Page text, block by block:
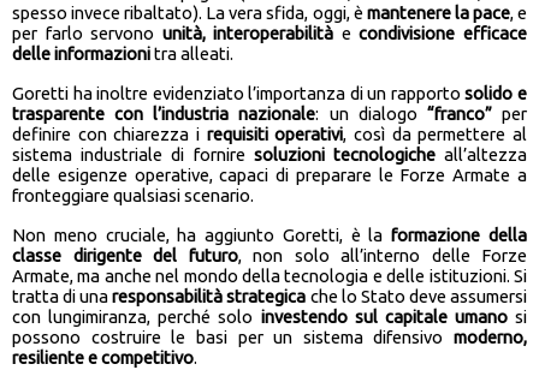
spesso invece ribaltato). La vera sfida, oggi, è mantenere la pace, e
per farlo servono unità, interoperabilità econdivisione efficace
delle informazionitra alleati.
Goretti ha inoltre evidenziato l’importanza di un rapportosolido e
trasparente con l’industria nazionale: un dialogo “franco”per
definire con chiarezza i requisiti operativi, così da permettere al
sistema industriale di fornire soluzioni tecnologicheall’altezza
delle esigenze operative, capaci di preparare le Forze Armate a
fronteggiare qualsiasi scenario.
Non meno cruciale, ha aggiunto Goretti, è laformazione della
classe dirigente del futuro, non solo all’interno delle Forze
Armate, ma anche nel mondo della tecnologia e delle istituzioni. Si
tratta di unaresponsabilità strategica che lo Stato deve assumersi
con lungimiranza, perché solo investendo sul capitale umanosi
possono costruire le basi per un sistema difensivo moderno,
resiliente e competitivo.